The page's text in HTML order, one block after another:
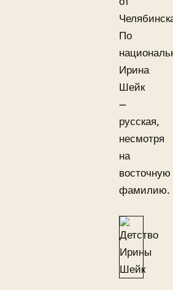
По
Ирина
Шейк
—
русская,
несмотря
на
восточную
фамилию.